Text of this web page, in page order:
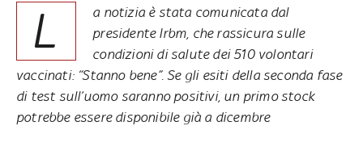
L
a notizia è stata comunicata dal
presidente Irbm, che rassicura sulle
condizioni di salute dei 510 volontari
vaccinati: “Stanno bene”. Se gli esiti della seconda fase
di test sull’uomo saranno positivi, un primo stock
potrebbe essere disponibile già a dicembre